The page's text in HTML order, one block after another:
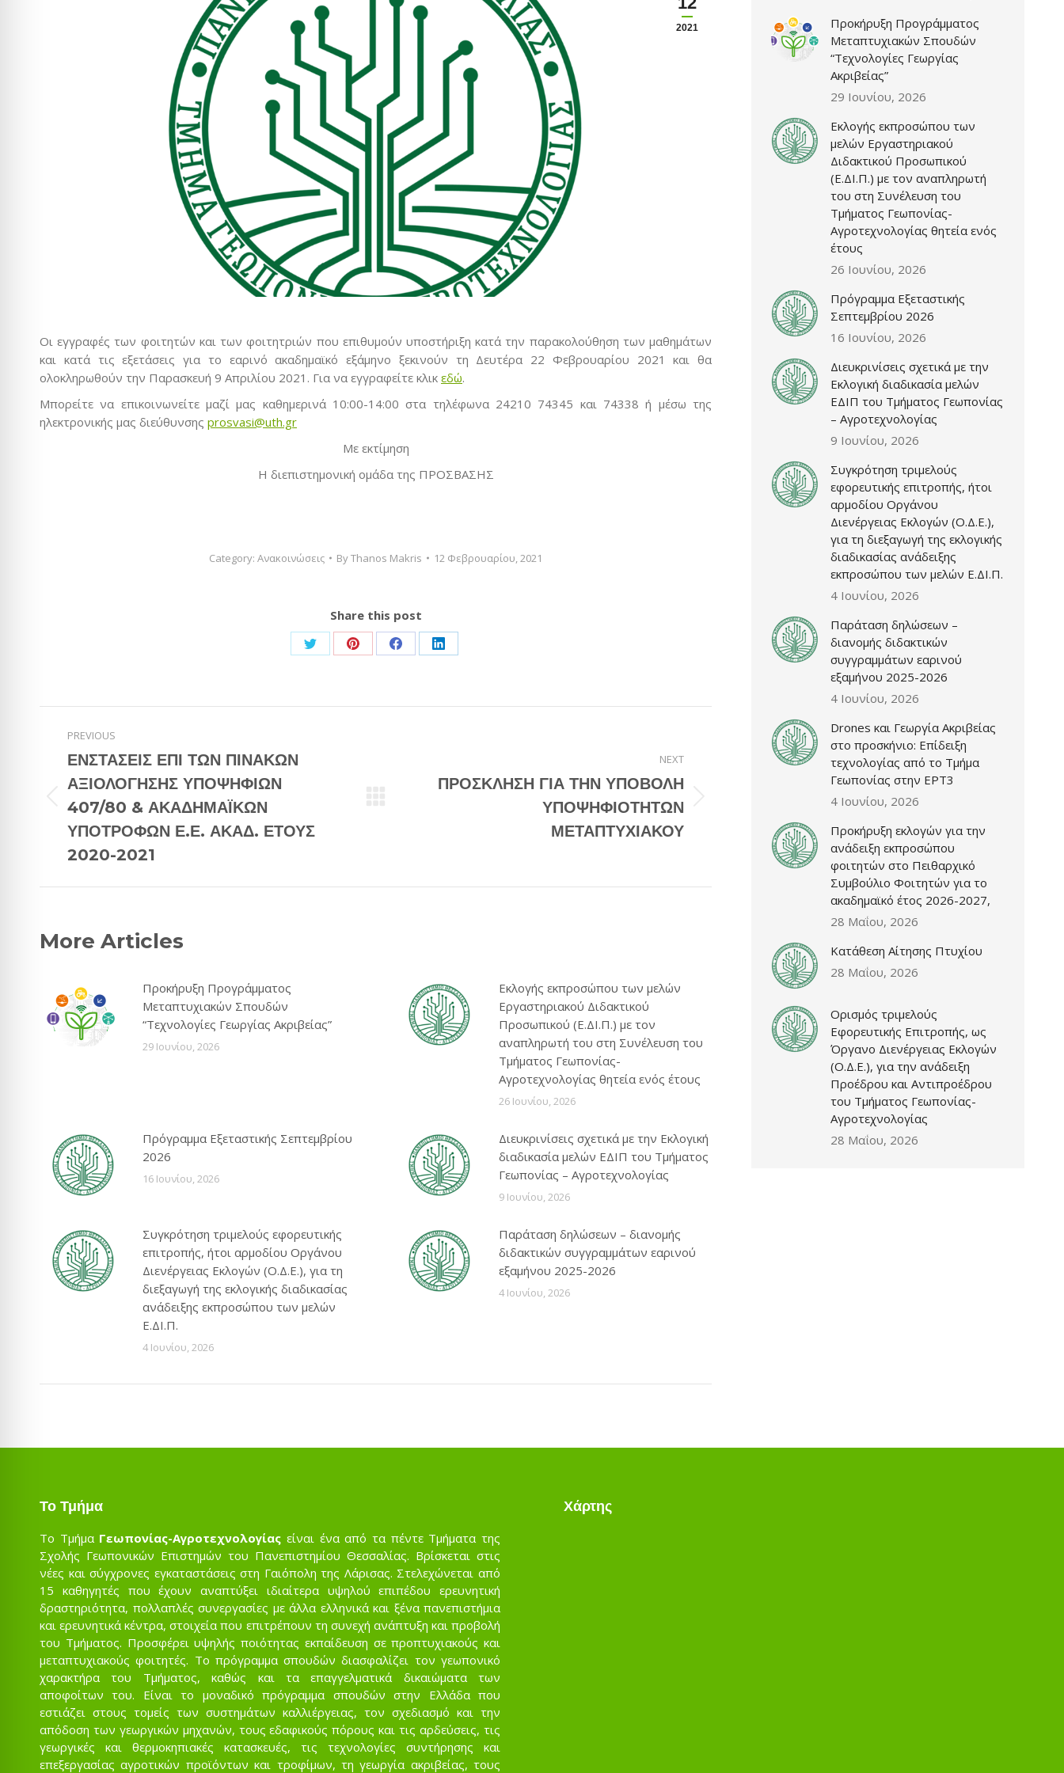
2021
Οι εγγραφές των φοιτητών και των φοιτητριών που επιθυμούν υποστήριξη κατά την παρακολούθηση των μαθημάτων
και κατά τις εξετάσεις για το εαρινό ακαδημαϊκό εξάμηνο ξεκινούν τη Δευτέρα 22 Φεβρουαρίου 2021 και θα
ολοκληρωθούν την Παρασκευή 9 Απριλίου 2021. Για να εγγραφείτε κλικ εδώ.
Μπορείτε να επικοινωνείτε μαζί μας καθημερινά 10:00-14:00 στα τηλέφωνα 24210 74345 και 74338 ή μέσω της
ηλεκτρονικής μας διεύθυνσης prosvasi@uth.gr
Με εκτίμηση
Η διεπιστημονική ομάδα της ΠΡΟΣΒΑΣΗΣ
Category: Ανακοινώσεις ByThanos Makris 12 Φεβρουαρίου, 2021
Share this post
Share
Twitter
Share
Pinterest
Share
Facebook
Share
LinkedIn
navigation
PREVIOUS
Previous
post:
ΕΝΣΤΑΣΕΙΣ ΕΠΙ ΤΩΝ ΠΙΝΑΚΩΝ
ΑΞΙΟΛΟΓΗΣΗΣ ΥΠΟΨΗΦΙΩΝ
407/80 & ΑΚΑΔΗΜΑΪΚΩΝ
ΥΠΟΤΡΟΦΩΝ Ε.Ε. ΑΚΑΔ. ΕΤΟΥΣ
2020-2021
NEXT
ΠΡΟΣΚΛΗΣΗ ΓΙΑ ΤΗΝ ΥΠΟΒΟΛΗ
ΥΠΟΨΗΦΙΟΤΗΤΩΝ
ΜΕΤΑΠΤΥΧΙΑΚΟΥ
More Articles
Προκήρυξη Προγράμματος
Μεταπτυχιακών Σπουδών
“Τεχνολογίες Γεωργίας Ακριβείας”
29 Ιουνίου, 2026
Εκλογής εκπροσώπου των μελών
Εργαστηριακού Διδακτικού
Προσωπικού (Ε.ΔΙ.Π.) με τον
αναπληρωτή του στη Συνέλευση του
Τμήματος Γεωπονίας-
Αγροτεχνολογίας θητεία ενός έτους
26 Ιουνίου, 2026
Πρόγραμμα Εξεταστικής Σεπτεμβρίου
2026
16 Ιουνίου, 2026
Διευκρινίσεις σχετικά με την Εκλογική
διαδικασία μελών ΕΔΙΠ του Τμήματος
Γεωπονίας – Αγροτεχνολογίας
9 Ιουνίου, 2026
Συγκρότηση τριμελούς εφορευτικής
επιτροπής, ήτοι αρμοδίου Οργάνου
Διενέργειας Εκλογών (Ο.Δ.Ε.), για τη
διεξαγωγή της εκλογικής διαδικασίας
ανάδειξης εκπροσώπου των μελών
Ε.ΔΙ.Π.
4 Ιουνίου, 2026
Παράταση δηλώσεων – διανομής
διδακτικών συγγραμμάτων εαρινού
εξαμήνου 2025-2026
4 Ιουνίου, 2026
Προκήρυξη Προγράμματος
Μεταπτυχιακών Σπουδών
“Τεχνολογίες Γεωργίας
Ακριβείας”
29 Ιουνίου, 2026
Εκλογής εκπροσώπου των
μελών Εργαστηριακού
Διδακτικού Προσωπικού
(Ε.ΔΙ.Π.) με τον αναπληρωτή
του στη Συνέλευση του
Τμήματος Γεωπονίας-
Αγροτεχνολογίας θητεία ενός
έτους
26 Ιουνίου, 2026
Πρόγραμμα Εξεταστικής
Σεπτεμβρίου 2026
16 Ιουνίου, 2026
Διευκρινίσεις σχετικά με την
Εκλογική διαδικασία μελών
ΕΔΙΠ του Τμήματος Γεωπονίας
– Αγροτεχνολογίας
9 Ιουνίου, 2026
Συγκρότηση τριμελούς
εφορευτικής επιτροπής, ήτοι
αρμοδίου Οργάνου
Διενέργειας Εκλογών (Ο.Δ.Ε.),
για τη διεξαγωγή της εκλογικής
διαδικασίας ανάδειξης
εκπροσώπου των μελών Ε.ΔΙ.Π.
4 Ιουνίου, 2026
Παράταση δηλώσεων –
διανομής διδακτικών
συγγραμμάτων εαρινού
εξαμήνου 2025-2026
4 Ιουνίου, 2026
Drones και Γεωργία Ακριβείας
στο προσκήνιο: Επίδειξη
τεχνολογίας από το Τμήμα
Γεωπονίας στην ΕΡΤ3
4 Ιουνίου, 2026
Προκήρυξη εκλογών για την
ανάδειξη εκπροσώπου
φοιτητών στο Πειθαρχικό
Συμβούλιο Φοιτητών για το
ακαδημαϊκό έτος 2026-2027,
28 Μαΐου, 2026
Κατάθεση Αίτησης Πτυχίου
28 Μαΐου, 2026
Ορισμός τριμελούς
Εφορευτικής Επιτροπής, ως
Όργανο Διενέργειας Εκλογών
(Ο.Δ.Ε.), για την ανάδειξη
Προέδρου και Αντιπροέδρου
του Τμήματος Γεωπονίας-
Αγροτεχνολογίας
28 Μαΐου, 2026
Το Τμήμα
Το Τμήμα Γεωπονίας-Αγροτεχνολογίας είναι ένα από τα πέντε Τμήματα της
Σχολής Γεωπονικών Επιστημών του Πανεπιστημίου Θεσσαλίας. Βρίσκεται στις
νέες και σύγχρονες εγκαταστάσεις στη Γαιόπολη της Λάρισας. Στελεχώνεται από
15 καθηγητές που έχουν αναπτύξει ιδιαίτερα υψηλού επιπέδου ερευνητική
δραστηριότητα, πολλαπλές συνεργασίες με άλλα ελληνικά και ξένα πανεπιστήμια
και ερευνητικά κέντρα, στοιχεία που επιτρέπουν τη συνεχή ανάπτυξη και προβολή
του Τμήματος. Προσφέρει υψηλής ποιότητας εκπαίδευση σε προπτυχιακούς και
μεταπτυχιακούς φοιτητές. Το πρόγραμμα σπουδών διασφαλίζει τον γεωπονικό
χαρακτήρα του Τμήματος, καθώς και τα επαγγελματικά δικαιώματα των
αποφοίτων του. Είναι το μοναδικό πρόγραμμα σπουδών στην Ελλάδα που
εστιάζει στους τομείς των συστημάτων καλλιέργειας, τον σχεδιασμό και την
απόδοση των γεωργικών μηχανών, τους εδαφικούς πόρους και τις αρδεύσεις, τις
γεωργικές και θερμοκηπιακές κατασκευές, τις τεχνολογίες συντήρησης και
επεξεργασίας αγροτικών προϊόντων και τροφίμων, τη γεωργία ακριβείας, τους
Χάρτης